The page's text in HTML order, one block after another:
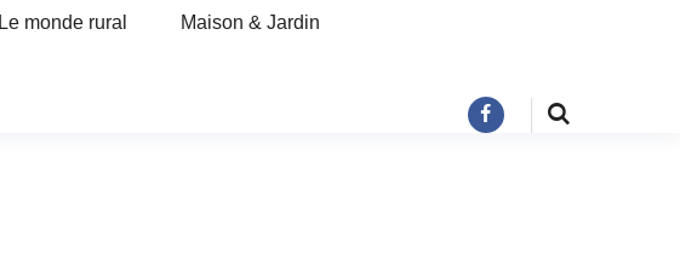
Le monde rural Maison & Jardin